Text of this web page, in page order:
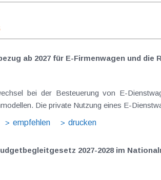
ab 2027 für E-Firmenwagen und
bei der Besteuerung von E-
Die private Nutzung eines E-
empfehlen drucken
2027-2028 im